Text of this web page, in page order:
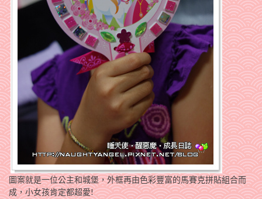
圖案就是一位公主和城堡，外框再由色彩豐富的馬賽克拼貼組合而
成，小女孩肯定都超愛!